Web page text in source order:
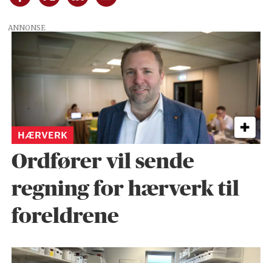
ANNONSE
HÆRVERK
Ordfører vil sende
regning for hærverk til
foreldrene